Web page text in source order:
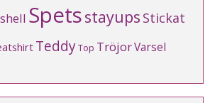
Spetsstayups Stickat
TeddyTop TröjorVarsel